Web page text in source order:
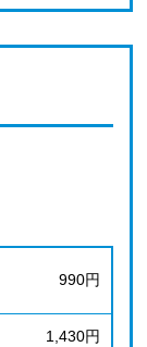
990円
1,430円